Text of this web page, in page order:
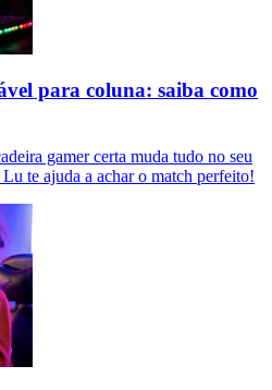
para coluna: saiba como
gamer certa muda tudo no seu
te ajuda a achar o match perfeito!